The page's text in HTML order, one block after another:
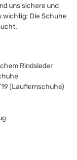
uns sichere und
wichtig: Die Schuhe
Rindsleder
(Lauflernschuhe)